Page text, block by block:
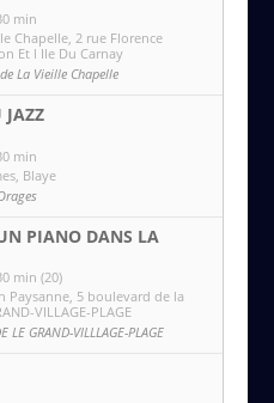
min
Chapelle , 2 rue Florence
Et l Ile Du Carnay
La Vieille Chapelle
JAZZ
min
, Blaye
PIANO DANS LA
min (20)
Paysanne , 5 boulevard de la
VILLAGE-PLAGE
LE GRAND-VILLLAGE-PLAGE